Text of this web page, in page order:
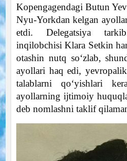
Kopengagendagi Butun
Nyu-Yorkdan kelgan
etdi. Delegatsiya
inqilobchisi Klara Setkin
otashin nutq so‘zlab,
ayollari haq edi,
talablarni qo‘yishlari
ayollarning ijtimoiy
deb nomlashni taklif